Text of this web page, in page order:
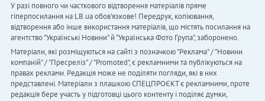
У разі повного чи часткового відтворення матеріалів пряме
гіперпосилання на LB.ua обов'язкове! Передрук, копіювання,
відтворення або інше використання матеріалів, що містять посилання на
агентство "Українськi Новини" й "Українська Фото Група", заборонено.
Матеріали, які розміщуються на сайті з позначкою "Реклама" / "Новини
компаній" / "Пресреліз" / "Promoted", є рекламними та публікуються на
правах реклами. Редакція може не поділяти погляди, які в них
представлені. Матеріали з плашкою СПЕЦПРОЄКТ є рекламними, проте
редакція бере участь у підготовці цього контенту і поділяє думки,